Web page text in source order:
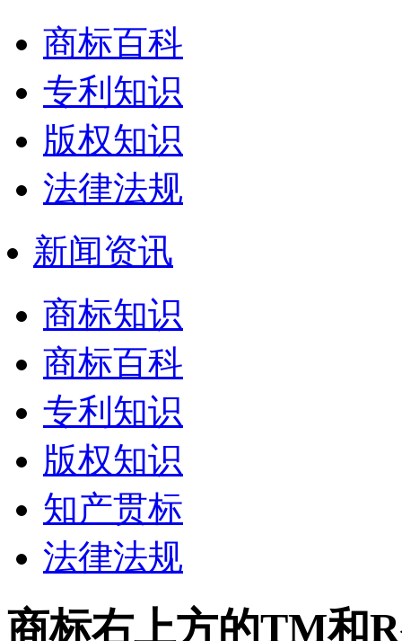
商标百科
专利知识
版权知识
法律法规
新闻资讯
商标知识
商标百科
专利知识
版权知识
知产贯标
法律法规
商标右上方的TM和